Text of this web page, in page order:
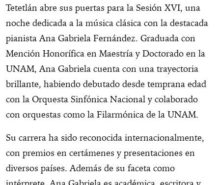
Tetetlán abre sus puertas para la Sesión XVI, una
noche dedicada a la música clásica con la destacada
pianista Ana Gabriela Fernández. Graduada con
Mención Honorífica en Maestría y Doctorado en la
UNAM, Ana Gabriela cuenta con una trayectoria
brillante, habiendo debutado desde temprana edad
con la Orquesta Sinfónica Nacional y colaborado
con orquestas como la Filarmónica de la UNAM.
Su carrera ha sido reconocida internacionalmente,
con premios en certámenes y presentaciones en
diversos países. Además de su faceta como